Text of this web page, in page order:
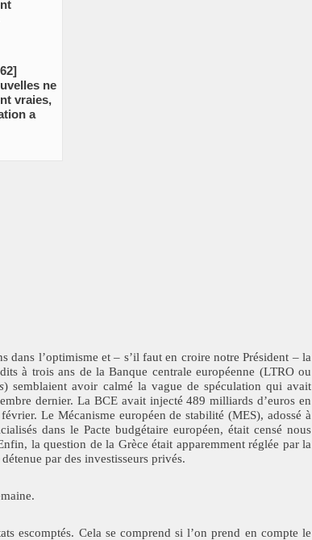
ne
vraies,
a
dans l’optimisme et – s’il faut en croire notre Président – la
à trois ans de la Banque centrale européenne (LTRO ou
) semblaient avoir calmé la vague de spéculation qui avait
dernier. La BCE avait injecté 489 milliards d’euros en
Le Mécanisme européen de stabilité (MES), adossé à
dans le Pacte budgétaire européen, était censé nous
la question de la Grèce était apparemment réglée par la
par des investisseurs privés.
escomptés. Cela se comprend si l’on prend en compte le